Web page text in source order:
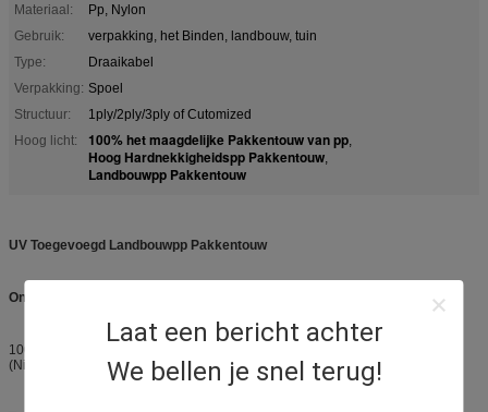
Laat een bericht achter
We bellen je snel terug!
Materiaal:
Pp, Nylon
Gebruik:
verpakking, het Binden, landbouw, tuin
Type:
Draaikabel
Verpakking: Spoel
Structuur:
1ply/2ply/3ply of Cutomized
Hoog licht:
100% het maagdelijke Pakkentouw van pp,
Hoog Hardnekkigheidspp Pakkentouw,
Landbouwpp Pakkentouw
UV Toegevoegd Landbouwpp Pakkentouw
Ongeveer pp-Kabel
100% maagdelijk Polypropyleen, kleurrijke, en natuurlijke jutestreng
(Niet verdraaide) Twiste en Vlakte